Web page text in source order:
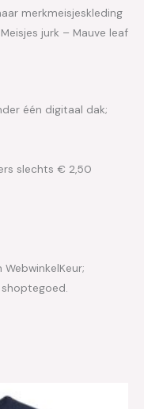
merkmeisjeskleding
jurk – Mauve leaf
één digitaal dak;
slechts € 2,50
shoptegoed.